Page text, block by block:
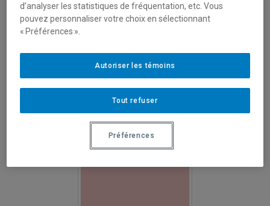
d’analyser les statistiques de fréquentation, etc. Vous
pouvez personnaliser votre choix en sélectionnant
« Préférences ».
Tout refuser
Autoriser les témoins
Préférences